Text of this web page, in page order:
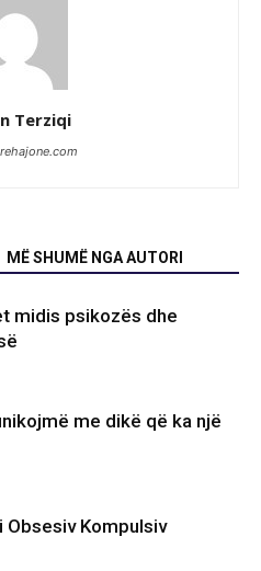
Terziqi
MË SHUMË NGA AUTORI
midis psikozës dhe
me dikë që ka një
Obsesiv Kompulsiv